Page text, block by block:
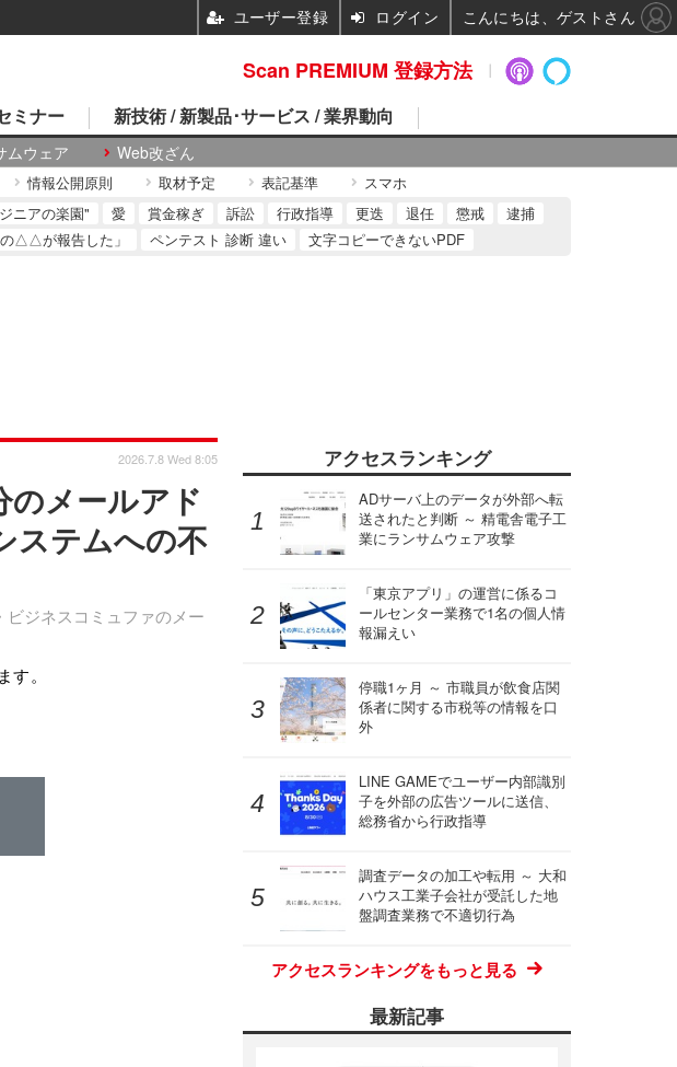
ムウェア Web改ざん
ミナー 新技術 / 新製品･サービス / 業界動向
情報公開原則 取材予定 表記基準 スマホ
ニアの楽園" 愛 賞金稼ぎ 訴訟 行政指導 更迭 退任 懲戒
逮捕
の△△が報告した」
ペンテスト 診断 違い 文字コピーできないPDF
メールアド
ステムへの不
ジネスコミュファのメー
2026.7.8 Wed 8:05
。
アクセスランキング
ADサーバ上のデータが外部へ転
送されたと判断 ～ 精電舎電子工
業にランサムウェア攻撃
「東京アプリ」の運営に係るコ
ールセンター業務で1名の個人情
報漏えい
停職1ヶ月 ～ 市職員が飲食店関
係者に関する市税等の情報を口
外
LINE GAMEでユーザー内部識別
子を外部の広告ツールに送信、
総務省から行政指導
調査データの加工や転用 ～ 大和
ハウス工業子会社が受託した地
盤調査業務で不適切行為
アクセスランキングをもっと見る
最新記事
Scan PREMIUM 登録方法
ユーザー登録 ログイン こんにちは、ゲストさん